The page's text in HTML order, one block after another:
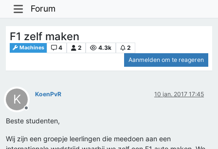
Forum
F1 zelf maken
Machines 4 2 4.3k
2
Aanmelden om te reageren
K
Offline
KoenPvR 10 jan. 2017 17:45
Beste studenten,
Wij zijn een groepje leerlingen die meedoen aan een